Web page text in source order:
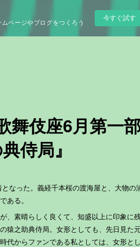
ページやブログをつくろう
今すぐ試す
舞伎座6月第一
侍局』
なった。義経千本桜の渡海屋と、大物の
ある。
素晴らしく良くて、知盛以上に印象に
猿之助典侍局。女形としても、先日見た
代からファンである私としては、女形と